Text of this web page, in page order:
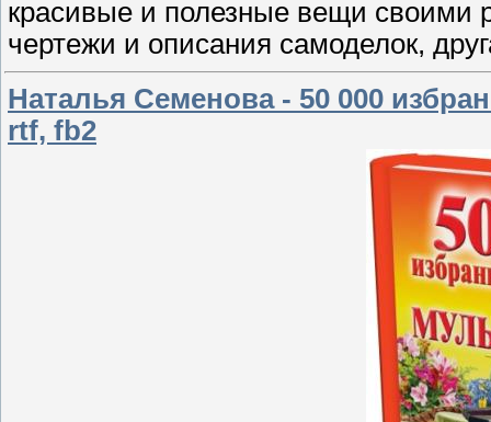
красивые и полезные вещи своими
чертежи и описания самоделок,
Наталья Семенова - 50 000
rtf, fb2